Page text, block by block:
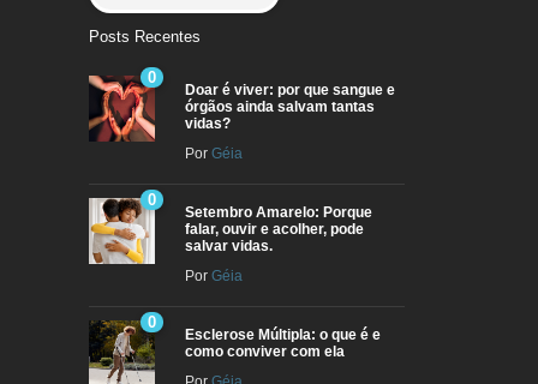
Posts Recentes
0
Doar é viver: por que sangue e
órgãos ainda salvam tantas
vidas?
Por Géia
0
Setembro Amarelo: Porque
falar, ouvir e acolher, pode
salvar vidas.
Por Géia
0
Esclerose Múltipla: o que é e
como conviver com ela